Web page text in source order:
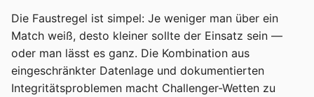
Die Faustregel ist simpel: Je weniger man über ein
Match weiß, desto kleiner sollte der Einsatz sein —
oder man lässt es ganz. Die Kombination aus
eingeschränkter Datenlage und dokumentierten
Integritätsproblemen macht Challenger-Wetten zu